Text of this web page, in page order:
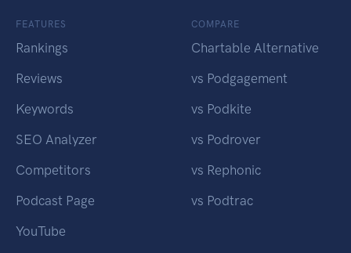
FEATURES
Rankings
Reviews
Keywords
SEO Analyzer
Competitors
Podcast Page
YouTube
COMPARE
Chartable Alternative
vs Podgagement
vs Podkite
vs Podrover
vs Rephonic
vs Podtrac